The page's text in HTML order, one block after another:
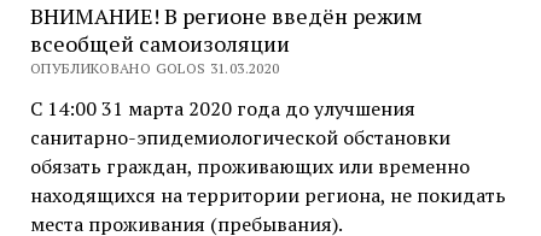
ВНИМАНИЕ! В регионе введён режим
всеобщей самоизоляции
ОПУБЛИКОВАНО GOLOS 31.03.2020
С 14:00 31 марта 2020 года до улучшения
санитарно-эпидемиологической обстановки
обязать граждан, проживающих или временно
находящихся на территории региона, не покидать
места проживания (пребывания).